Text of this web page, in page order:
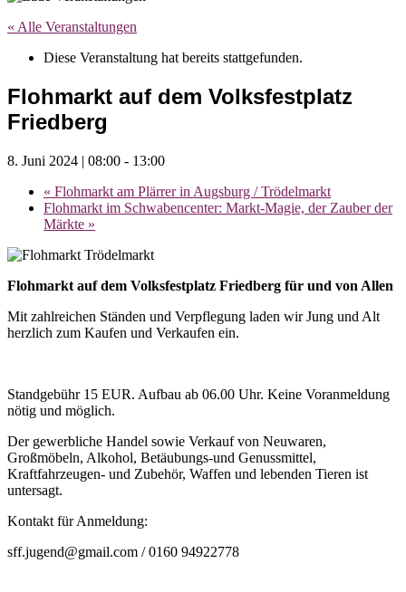
« Alle Veranstaltungen
Diese Veranstaltung hat bereits stattgefunden.
Flohmarkt auf dem Volksfestplatz
Friedberg
8. Juni 2024 | 08:00 - 13:00
« Flohmarkt am Plärrer in Augsburg / Trödelmarkt
Flohmarkt im Schwabencenter: Markt-Magie, der Zauber der
Märkte »
Flohmarkt auf dem Volksfestplatz Friedberg für und von Allen
Mit zahlreichen Ständen und Verpflegung laden wir Jung und Alt
herzlich zum Kaufen und Verkaufen ein.
Standgebühr 15 EUR. Aufbau ab 06.00 Uhr. Keine Voranmeldung
nötig und möglich.
Der gewerbliche Handel sowie Verkauf von Neuwaren,
Großmöbeln, Alkohol, Betäubungs-und Genussmittel,
Kraftfahrzeugen- und Zubehör, Waffen und lebenden Tieren ist
untersagt.
Kontakt für Anmeldung:
sff.jugend@gmail.com / 0160 94922778